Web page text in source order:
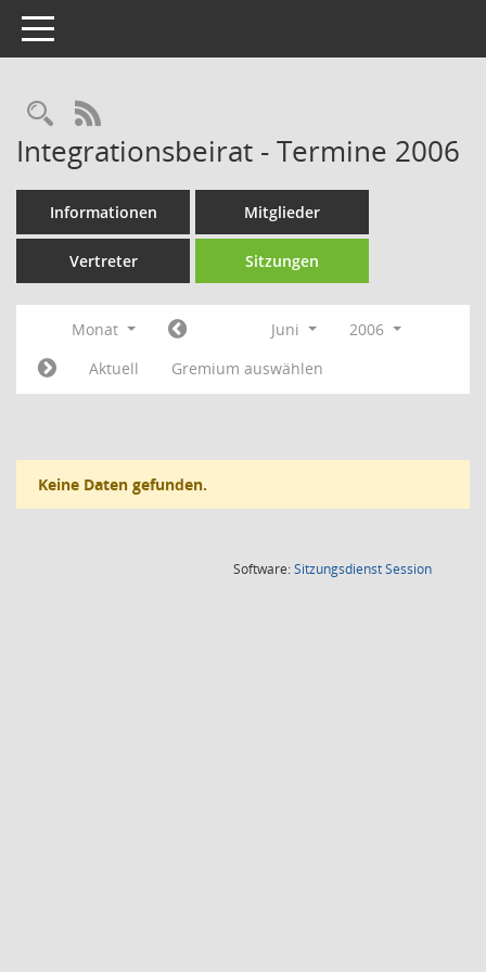
Toggle navigation
Rechercheauswahl
RSS-Feed
Integrationsbeirat - Termine 2006
Informationen Mitglieder
Vertreter Sitzungen
Monat Juni
2006
Aktuell
Gremium auswählen
Keine Daten gefunden.
Software:SitzungsdienstSession(Wird in